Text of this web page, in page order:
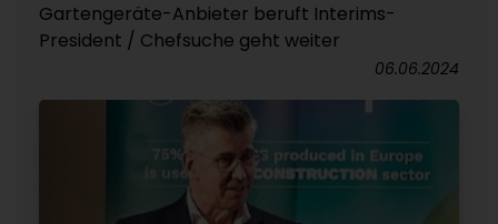
Gartengeräte-Anbieter beruft Interims-
President / Chefsuche geht weiter
06.06.2024